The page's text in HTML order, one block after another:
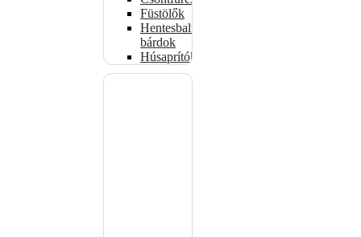
Füstölők
Hentesbalták,
bárdok
Húsaprítók